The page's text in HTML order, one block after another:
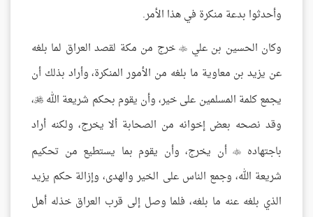
وأحدثوا بدعة منكرة في هذا الأمر.
وكان الحسين بن علي خرج من مكة لقصد العراق لما بلغه
عن يزيد بن معاوية ما بلغه من الأمور المنكرة، وأراد بذلك أن
يجمع كلمة المسلمين على خير، وأن يقوم بحكم شريعة الله ،
وقد نصحه بعض إخوانه من الصحابة ألا يخرج، ولكنه أراد
باجتهاده
أن يخرج، وأن يقوم بما يستطيع من تحكيم
شريعة الله، وجمع الناس على الخير والهدى، وإزالة حكم يزيد
الذي بلغه عنه ما بلغه، فلما وصل إلى قرب العراق خذله أهل